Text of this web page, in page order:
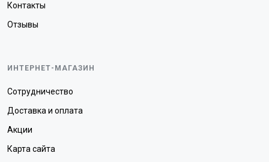
Контакты
Отзывы
ИНТЕРНЕТ-МАГАЗИН
Сотрудничество
Доставка и оплата
Акции
Карта сайта